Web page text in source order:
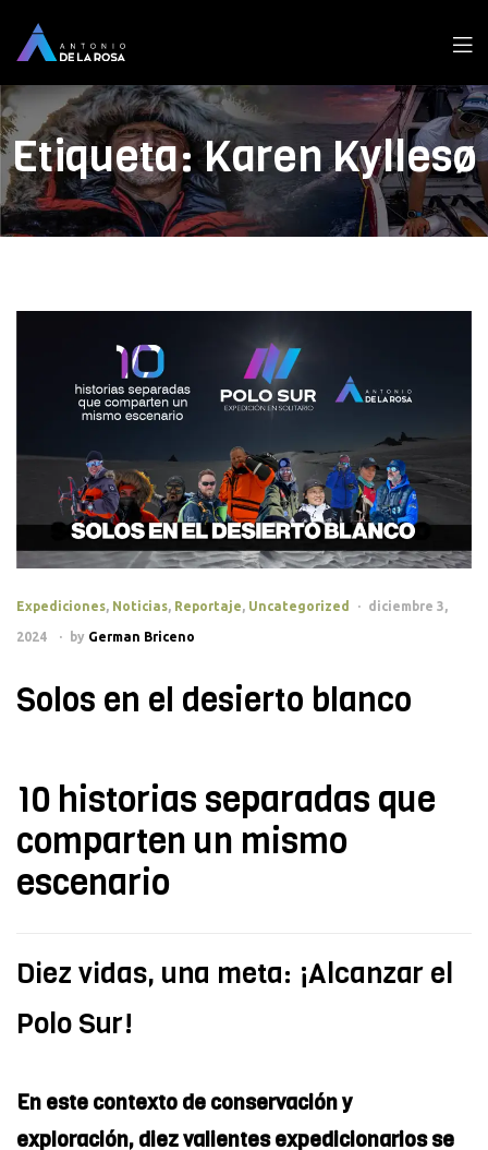
Etiqueta:Karen Kyllesø
Categories
Expediciones, Noticias, Reportaje, Uncategorized diciembre 3,
2024 by German Briceno
Solos en el desierto blanco
10 historias separadas que
comparten un mismo
escenario
Diez vidas, una meta: ¡Alcanzar el
Polo Sur!
En este contexto de conservación y
exploración, diez valientes expedicionarios se